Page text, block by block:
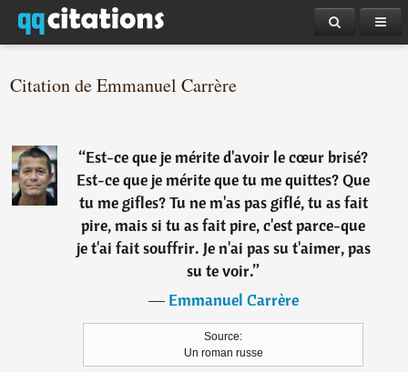
Citation de Emmanuel Carrère
“Est-ce que je mérite d'avoir le cœur brisé?
Est-ce que je mérite que tu me quittes? Que
tu me gifles? Tu ne m'as pas giflé, tu as fait
pire, mais si tu as fait pire, c'est parce-que
je t'ai fait souffrir. Je n'ai pas su t'aimer, pas
su te voir.”
―Emmanuel Carrère
Source:
Un roman russe